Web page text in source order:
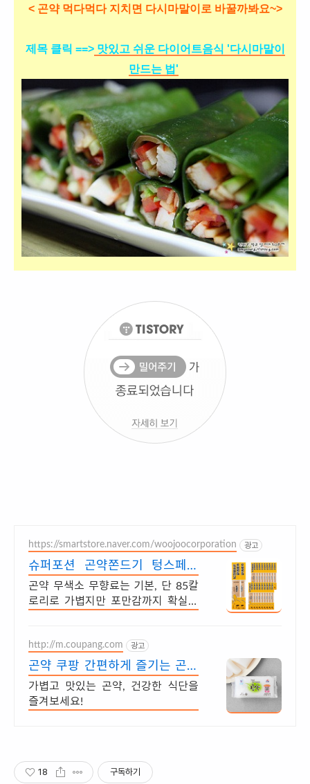
< 곤약 먹다먹다 지치면 다시마말이로 바꿀까봐요~>
제목 클릭 ==>맛있고 쉬운 다이어트음식 '다시마말이
만드는 법'
https://smartstore.naver.com/woojoocorporation 광고
슈퍼포션 곤약쫀드기 텅스페이
스 40% 할인
곤약 무색소 무향료는 기본, 단 85칼
로리로 가볍지만 포만감까지 확실하
http://m.coupang.com 광고
곤약 쿠팡 간편하게 즐기는 곤약
요리
가볍고 맛있는 곤약, 건강한 식단을
즐겨보세요!
18 구독하기